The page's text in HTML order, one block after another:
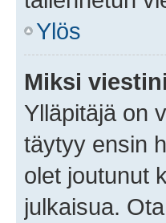
Ylös
Miksi
Ylläpitäjä on
täytyy ensin
olet joutunut
julkaisua.